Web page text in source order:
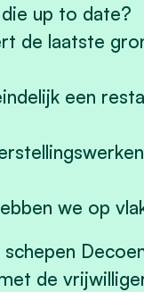
up to date?
de laatste
een
we op
de